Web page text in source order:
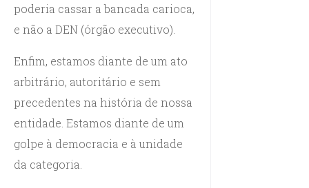
poderia cassar a bancada carioca,
e não a DEN (órgão executivo).
Enfim, estamos diante de um ato
arbitrário, autoritário e sem
precedentes na história de nossa
entidade. Estamos diante de um
golpe à democracia e à unidade
da categoria.